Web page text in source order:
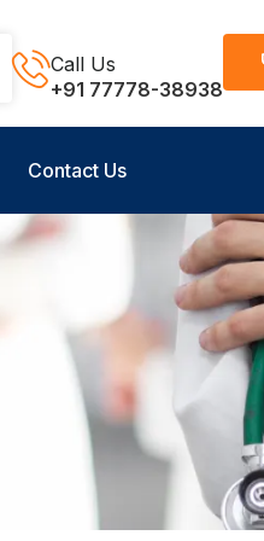
Call Us
+91 77778-38938
Contact Us